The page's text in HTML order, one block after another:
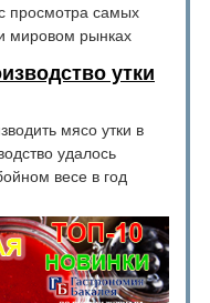
просмотра самых
мировом рынках
утки
мясо утки в
удалось
весе в год